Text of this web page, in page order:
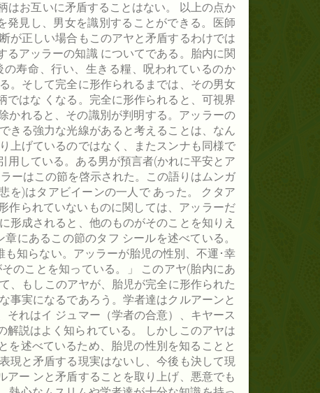
はお互いに矛盾することはない。 以上の点か
発見し、男女を識別することができる。医師
が正しい場合もこのアヤと矛盾するわけでは
アッラーの知識 についてである。胎内に関
寿命、行い、生きる糧、呪われているのか
。そして完全に形作られるまでは、その男女
はな くなる。完全に形作られると、可視界
かれると、その識別が判明する。アッラーの
きる強力な光線があると考えることは、なん
上げているのではなく、またスンナも同様で
用している。ある男が預言者(かれに平安とア
ーはこの節を啓示された。この語りはムンガ
を)はタアビイーンの一人で あった。 クタア
作られていないものに関しては、アッラーだ
形成されると、他のものがそのことを知りえ
にあるこの節のタフ シールを述べている。
も知らない。アッラーが胎児の性別、不運･幸
のことを知っている。」 このアヤ(胎内にあ
、もしこのアヤが、胎児が完全に形作られた
事実になるであろう。学者達はクルアーンと
れはイ ジュマー（学者の合意）、キヤース
解説はよく知られている。 しかしこのアヤは
を述べているため、胎児の性別を知ることと
現と矛盾する現実はないし、今後も決して現
ー ンと矛盾することを取り上げ、悪意でも